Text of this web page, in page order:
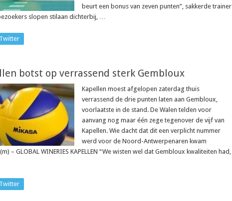
beurt een bonus van zeven punten”, sakkerde trainer
slopen stilaan dichterbij, …
Twitter
botst op verrassend sterk Gembloux
Kapellen moest afgelopen zaterdag thuis
verrassend de drie punten laten aan Gembloux,
voorlaatste in de stand. De Walen telden voor
aanvang nog maar één zege tegenover de vijf van
Kapellen. Wie dacht dat dit een verplicht nummer
werd voor de Noord-Antwerpenaren kwam
– GLOBAL WINERIES KAPELLEN “We wisten wel dat Gembloux kwaliteiten had,
Twitter